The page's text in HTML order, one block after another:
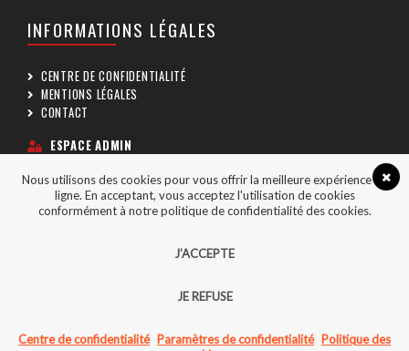
INFORMATIONS LÉGALES
CENTRE DE CONFIDENTIALITÉ
MENTIONS LÉGALES
CONTACT
ESPACE ADMIN
SUIVEZ-NOUS
CRÉÉ AVEC PASSION PARAGENCE POINT COM
Nous utilisons des cookies pour vous offrir la meilleure expérience en
ligne. En acceptant, vous acceptez l'utilisation de cookies
conformément à notre politique de confidentialité des cookies.
J’ACCEPTE
JE REFUSE
Centre de confidentialité Paramètres de confidentialité Politique des